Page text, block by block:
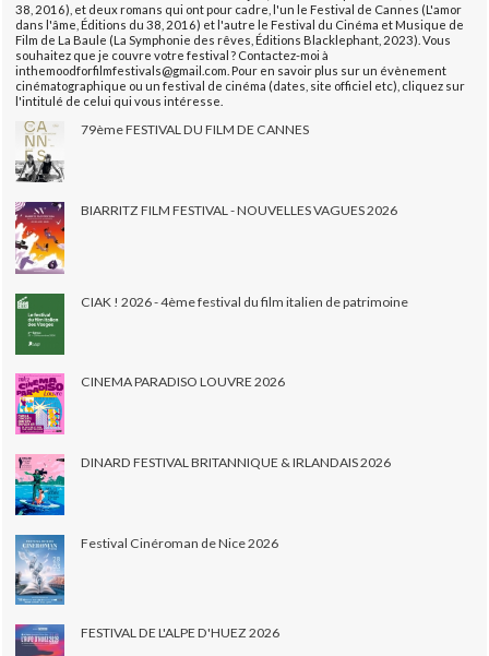
38, 2016), et deux romans qui ont pour cadre, l'un le Festival de Cannes (L'amor
dans l'âme, Éditions du 38, 2016) et l'autre le Festival du Cinéma et Musique de
Film de La Baule (La Symphonie des rêves, Éditions Blacklephant, 2023). Vous
souhaitez que je couvre votre festival ? Contactez-moi à
inthemoodforfilmfestivals@gmail.com. Pour en savoir plus sur un évènement
cinématographique ou un festival de cinéma (dates, site officiel etc), cliquez sur
l'intitulé de celui qui vous intéresse.
79ème FESTIVAL DU FILM DE CANNES
BIARRITZ FILM FESTIVAL - NOUVELLES VAGUES 2026
CIAK ! 2026 - 4ème festival du film italien de patrimoine
CINEMA PARADISO LOUVRE 2026
DINARD FESTIVAL BRITANNIQUE & IRLANDAIS 2026
Festival Cinéroman de Nice 2026
FESTIVAL DE L'ALPE D'HUEZ 2026